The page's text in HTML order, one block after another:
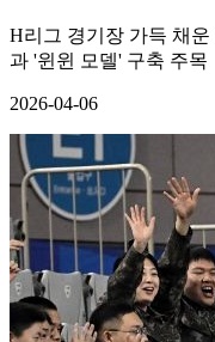
H리그 경기장 가득 채
과 '윈윈 모델' 구축 주목
2026-04-06